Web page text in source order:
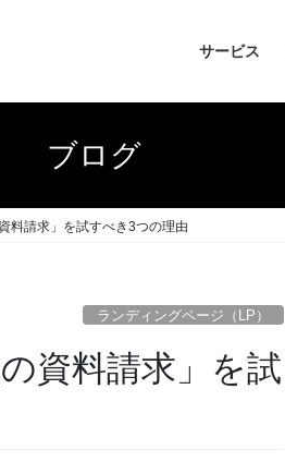
サービス
ブログ
料請求」を試すべき3つの理由
ランディングページ（LP）
資料請求」を試